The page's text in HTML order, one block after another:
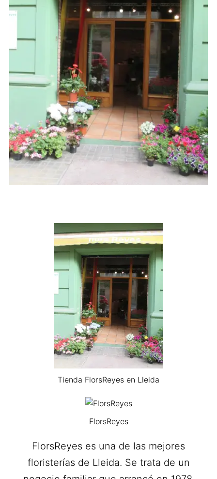
Tienda FlorsReyes en Lleida
FlorsReyes
FlorsReyes es una de las mejores
floristerías de Lleida. Se trata de un